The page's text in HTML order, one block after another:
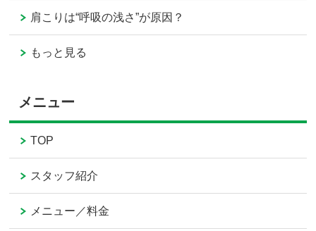
肩こりは“呼吸の浅さ”が原因？
もっと見る
メニュー
TOP
スタッフ紹介
メニュー／料金